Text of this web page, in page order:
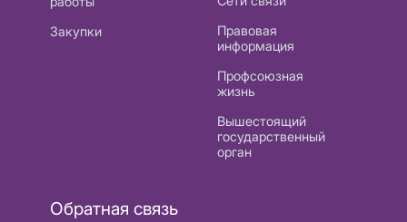
Закупки
Правовая
информация
Профсоюзная
жизнь
Вышестоящий
государственный
орган
Обратная связь